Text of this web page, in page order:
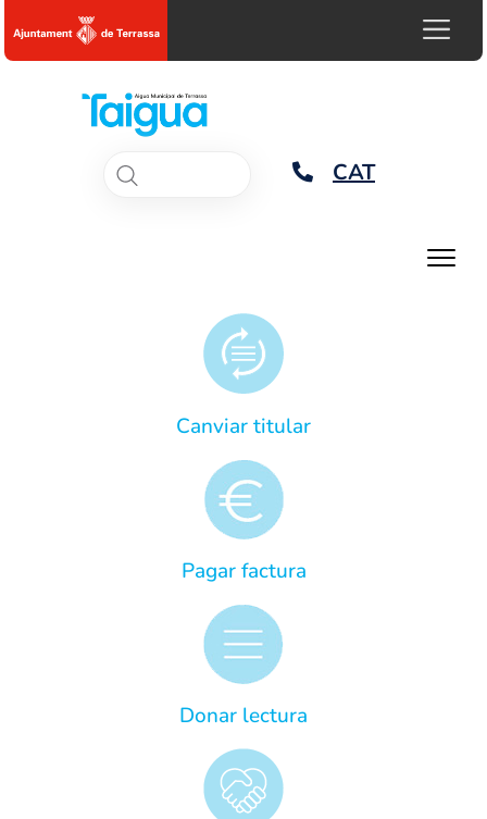
CAT
Canviar titular
Pagar factura
Donar lectura